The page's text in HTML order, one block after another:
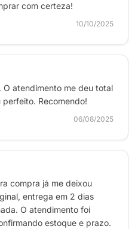
com certeza!
10/10/2025
atendimento me deu total
Recomendo!
06/08/2025
compra já me deixou
entrega em 2 dias
O atendimento foi
estoque e prazo.